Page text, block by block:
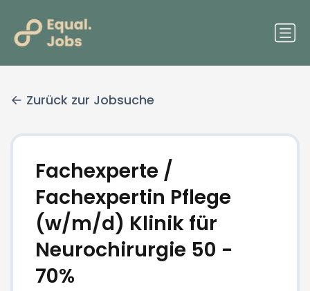
Zurück zur Jobsuche
Fachexperte /
Fachexpertin Pflege
(w/m/d) Klinik für
Neurochirurgie 50 -
70%